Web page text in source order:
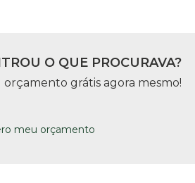
O QUE PROCURAVA?
orçamento grátis agora mesmo!
meu orçamento